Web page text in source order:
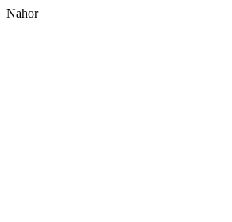
Nahor